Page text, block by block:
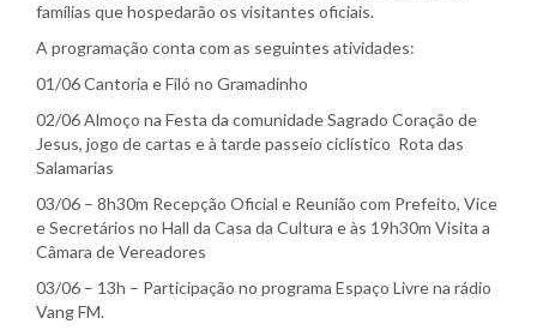
famílias que hospedarão os visitantes oficiais.
A programação conta com as seguintes atividades:
01/06 Cantoria e Filó no Gramadinho
02/06 Almoço na Festa da comunidade Sagrado Coração de
Jesus, jogo de cartas e à tarde passeio ciclístico Rota das
Salamarias
03/06 – 8h30m Recepção Oficial e Reunião com Prefeito, Vice
e Secretários no Hall da Casa da Cultura e às 19h30m Visita a
Câmara de Vereadores
03/06 – 13h – Participação no programa Espaço Livre na rádio
Vang FM.